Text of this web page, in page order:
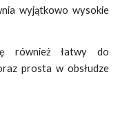
wyjątkowo wysokie
również łatwy do
prosta w obsłudze